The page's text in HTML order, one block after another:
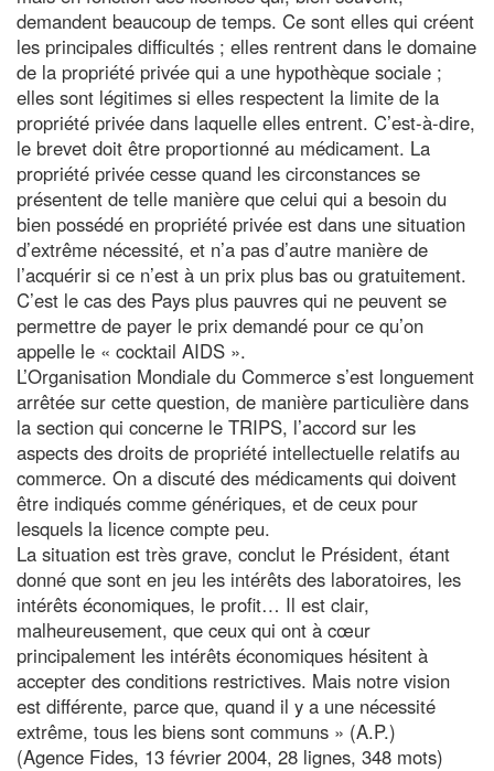
demandent beaucoup de temps. Ce sont elles qui créent
les principales difficultés ; elles rentrent dans le domaine
de la propriété privée qui a une hypothèque sociale ;
elles sont légitimes si elles respectent la limite de la
propriété privée dans laquelle elles entrent. C’est-à-dire,
le brevet doit être proportionné au médicament. La
propriété privée cesse quand les circonstances se
présentent de telle manière que celui qui a besoin du
bien possédé en propriété privée est dans une situation
d’extrême nécessité, et n’a pas d’autre manière de
l’acquérir si ce n’est à un prix plus bas ou gratuitement.
C’est le cas des Pays plus pauvres qui ne peuvent se
permettre de payer le prix demandé pour ce qu’on
appelle le « cocktail AIDS ».
L’Organisation Mondiale du Commerce s’est longuement
arrêtée sur cette question, de manière particulière dans
la section qui concerne le TRIPS, l’accord sur les
aspects des droits de propriété intellectuelle relatifs au
commerce. On a discuté des médicaments qui doivent
être indiqués comme génériques, et de ceux pour
lesquels la licence compte peu.
La situation est très grave, conclut le Président, étant
donné que sont en jeu les intérêts des laboratoires, les
intérêts économiques, le profit… Il est clair,
malheureusement, que ceux qui ont à cœur
principalement les intérêts économiques hésitent à
accepter des conditions restrictives. Mais notre vision
est différente, parce que, quand il y a une nécessité
extrême, tous les biens sont communs » (A.P.)
(Agence Fides, 13 février 2004, 28 lignes, 348 mots)